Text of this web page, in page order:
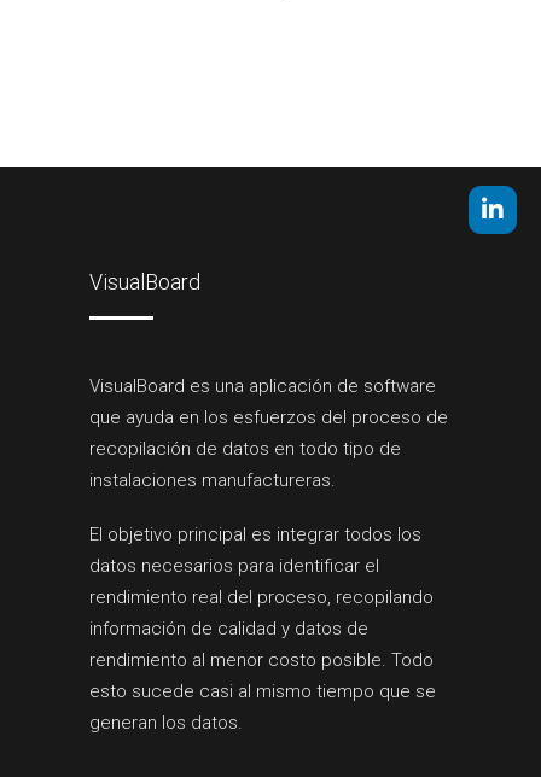
VisualBoard
VisualBoard es una aplicación de software
que ayuda en los esfuerzos del proceso de
recopilación de datos en todo tipo de
instalaciones manufactureras.
El objetivo principal es integrar todos los
datos necesarios para identificar el
rendimiento real del proceso, recopilando
información de calidad y datos de
rendimiento al menor costo posible. Todo
esto sucede casi al mismo tiempo que se
generan los datos.